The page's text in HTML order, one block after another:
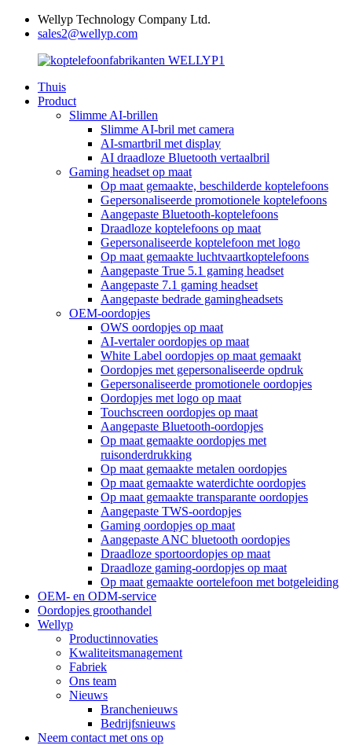
Wellyp Technology Company Ltd.
sales2@wellyp.com
Thuis
Product
Slimme AI-brillen
Slimme AI-bril met camera
AI-smartbril met display
AI draadloze Bluetooth vertaalbril
Gaming headset op maat
Op maat gemaakte, beschilderde koptelefoons
Gepersonaliseerde promotionele koptelefoons
Aangepaste Bluetooth-koptelefoons
Draadloze koptelefoons op maat
Gepersonaliseerde koptelefoon met logo
Op maat gemaakte luchtvaartkoptelefoons
Aangepaste True 5.1 gaming headset
Aangepaste 7.1 gaming headset
Aangepaste bedrade gamingheadsets
OEM-oordopjes
OWS oordopjes op maat
AI-vertaler oordopjes op maat
White Label oordopjes op maat gemaakt
Oordopjes met gepersonaliseerde opdruk
Gepersonaliseerde promotionele oordopjes
Oordopjes met logo op maat
Touchscreen oordopjes op maat
Aangepaste Bluetooth-oordopjes
Op maat gemaakte oordopjes met
ruisonderdrukking
Op maat gemaakte metalen oordopjes
Op maat gemaakte waterdichte oordopjes
Op maat gemaakte transparante oordopjes
Aangepaste TWS-oordopjes
Gaming oordopjes op maat
Aangepaste ANC bluetooth oordopjes
Draadloze sportoordopjes op maat
Draadloze gaming-oordopjes op maat
Op maat gemaakte oortelefoon met botgeleiding
OEM- en ODM-service
Oordopjes groothandel
Wellyp
Productinnovaties
Kwaliteitsmanagement
Fabriek
Ons team
Nieuws
Branchenieuws
Bedrijfsnieuws
Neem contact met ons op